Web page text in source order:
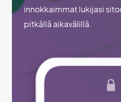
innokkaimmat lukijasi
pitkällä aikavälillä.